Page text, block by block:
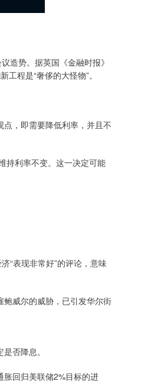
造势。据英国《金融时报》
程是“奢侈的大怪物”。
，即需要降低利率，并且不
持利率不变。这一决定可能
“表现非常好”的评论，意味
威尔的威胁，已引发华尔街
否降息。
回归美联储2%目标的进